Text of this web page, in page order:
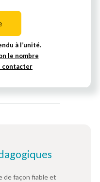
à l’unité.
le nombre
contacter
de façon fiable et